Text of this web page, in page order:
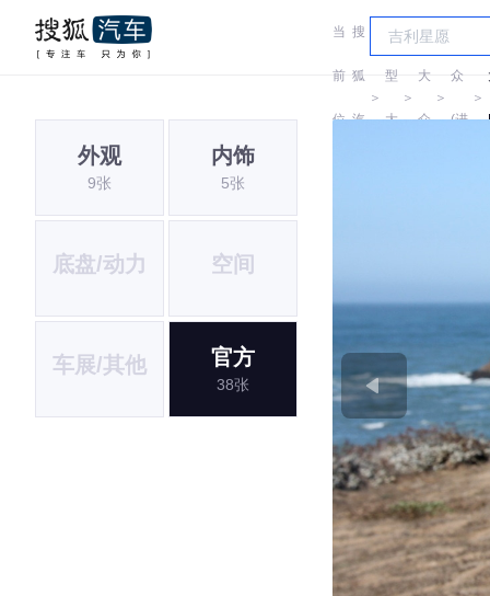
当
前
位
搜
狐
汽
＞
车
型
大
＞
大
众
＞
众
(进
＞
外观
9张
内饰
5张
底盘/动力 空间
车展/其他 官方
38张